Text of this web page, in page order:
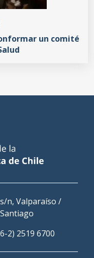
un comité
n, Valparaíso /
2) 2519 6700